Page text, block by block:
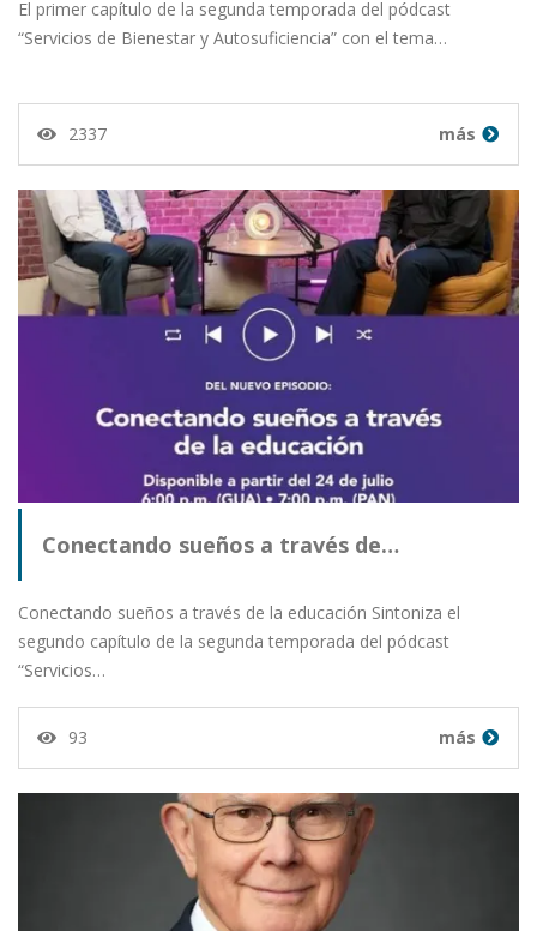
El primer capítulo de la segunda temporada del pódcast
“Servicios de Bienestar y Autosuficiencia” con el tema…
2337 más
Conectando sueños a través de…
Conectando sueños a través de la educación Sintoniza el
segundo capítulo de la segunda temporada del pódcast
“Servicios…
93 más